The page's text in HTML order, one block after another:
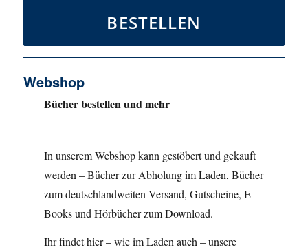
BESTELLEN
Webshop
Bücher bestellen und mehr
In unserem Webshop kann gestöbert und gekauft
werden – Bücher zur Abholung im Laden, Bücher
zum deutschlandweiten Versand, Gutscheine, E-
Books und Hörbücher zum Download.
Ihr findet hier – wie im Laden auch – unsere